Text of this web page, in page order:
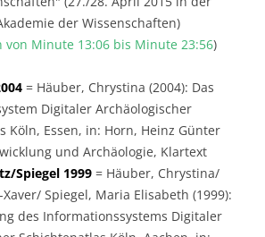
der Wissenschaften)
von Minute 13:06 bis Minute 23:56)
= Häuber, Chrystina (2004): Das
Digitaler Archäologischer
Köln, Essen, in: Horn, Heinz Günter
und Archäologie, Klartext
Spiegel 1999 = Häuber, Chrystina/
Spiegel, Maria Elisabeth (1999):
des Informationssystems Digitaler